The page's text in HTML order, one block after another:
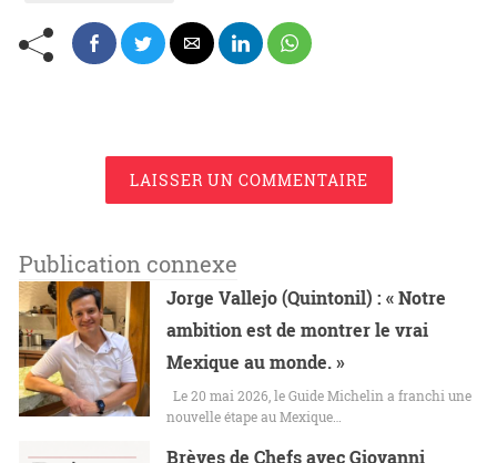
LAISSER UN COMMENTAIRE
Publication connexe
Jorge Vallejo (Quintonil) : « Notre
ambition est de montrer le vrai
Mexique au monde. »
Le 20 mai 2026, le Guide Michelin a franchi une
nouvelle étape au Mexique…
Brèves de Chefs avec Giovanni